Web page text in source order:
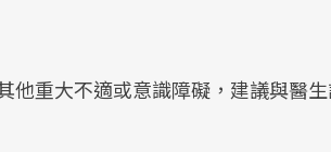
他重大不適或意識障礙，建議與醫